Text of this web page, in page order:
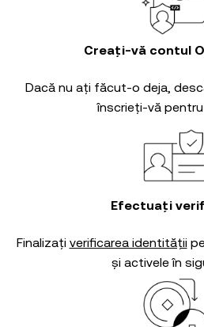
Creați-vă contul
Dacă nu ați făcut-o deja,
înscrieți-vă pentru
Efectuați
Finalizați verificarea identității
și activele în